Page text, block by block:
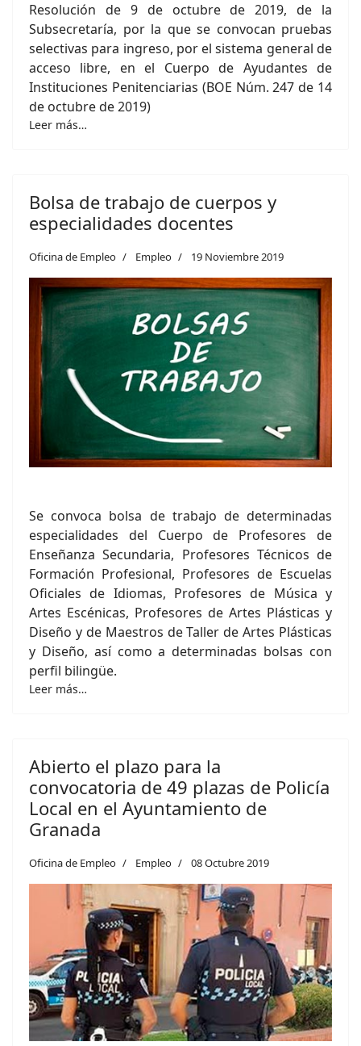
Resolución de 9 de octubre de 2019, de la
Subsecretaría, por la que se convocan pruebas
selectivas para ingreso, por el sistema general de
acceso libre, en el Cuerpo de Ayudantes de
Instituciones Penitenciarias (BOE Núm. 247 de 14
de octubre de 2019)
Leer más…
Bolsa de trabajo de cuerpos y
especialidades docentes
Oficina de Empleo Empleo 19 Noviembre 2019
Se convoca bolsa de trabajo de determinadas
especialidades del Cuerpo de Profesores de
Enseñanza Secundaria, Profesores Técnicos de
Formación Profesional, Profesores de Escuelas
Oficiales de Idiomas, Profesores de Música y
Artes Escénicas, Profesores de Artes Plásticas y
Diseño y de Maestros de Taller de Artes Plásticas
y Diseño, así como a determinadas bolsas con
perfil bilingüe.
Leer más…
Abierto el plazo para la
convocatoria de 49 plazas de Policía
Local en el Ayuntamiento de
Granada
Oficina de Empleo Empleo 08 Octubre 2019